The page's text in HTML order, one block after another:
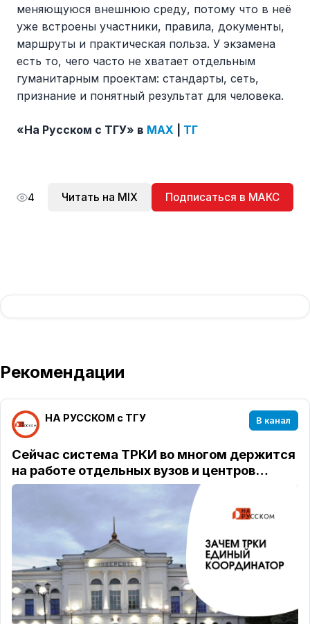
меняющуюся внешнюю среду, потому что в неё
уже встроены участники, правила, документы,
маршруты и практическая польза. У экзамена
есть то, чего часто не хватает отдельным
гуманитарным проектам: стандарты, сеть,
признание и понятный результат для человека.
«На Русском с ТГУ» в MAX ТГ
4 Читать на MIX Подписаться в МАКС
Рекомендации
НА РУССКОМ с ТГУ В канал
Сейчас система ТРКИ во многом держится
на работе отдельных вузов и центров…